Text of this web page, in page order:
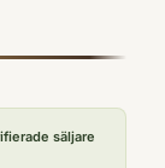
också
säljare